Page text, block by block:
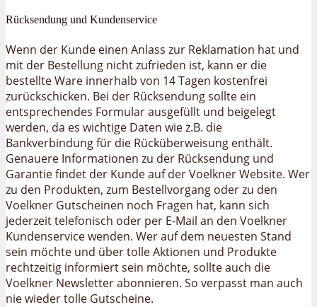
Rücksendung und Kundenservice
Wenn der Kunde einen Anlass zur Reklamation hat und
mit der Bestellung nicht zufrieden ist, kann er die
bestellte Ware innerhalb von 14 Tagen kostenfrei
zurückschicken. Bei der Rücksendung sollte ein
entsprechendes Formular ausgefüllt und beigelegt
werden, da es wichtige Daten wie z.B. die
Bankverbindung für die Rücküberweisung enthält.
Genauere Informationen zu der Rücksendung und
Garantie findet der Kunde auf der Voelkner Website. Wer
zu den Produkten, zum Bestellvorgang oder zu den
Voelkner Gutscheinen noch Fragen hat, kann sich
jederzeit telefonisch oder per E-Mail an den Voelkner
Kundenservice wenden. Wer auf dem neuesten Stand
sein möchte und über tolle Aktionen und Produkte
rechtzeitig informiert sein möchte, sollte auch die
Voelkner Newsletter abonnieren. So verpasst man auch
nie wieder tolle Gutscheine.